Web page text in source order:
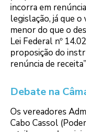
incorra em
legislação, já que
menor do que o
Lei Federal nº
proposição do
renúncia de
Debate na
Os vereadores
Cabo Cassol